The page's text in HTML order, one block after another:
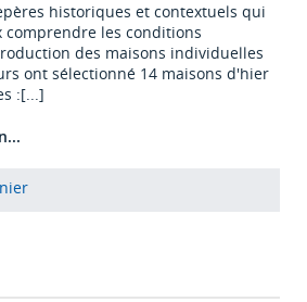
historiques et contextuels qui
les conditions
des maisons individuelles
ont sélectionné 14 maisons d'hier
:[...]